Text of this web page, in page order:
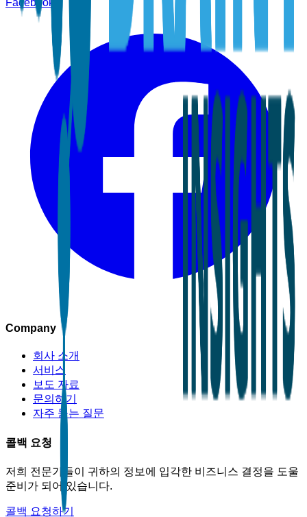
Company
회사 소개
서비스
보도 자료
문의하기
자주 묻는 질문
콜백 요청
저희 전문가들이 귀하의 정보에 입각한 비즈니스 결정을 도울
준비가 되어 있습니다.
콜백 요청하기